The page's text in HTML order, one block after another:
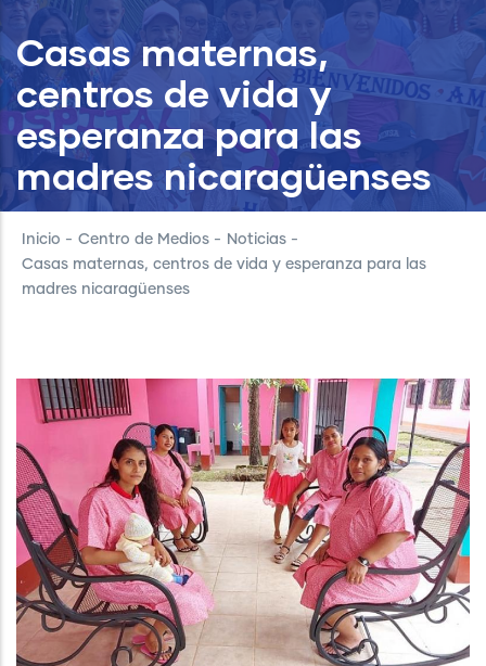
Casas maternas,
centros de vida y
esperanza para las
madres nicaragüenses
Inicio - Centro de Medios - Noticias -
Casas maternas, centros de vida y esperanza para las
madres nicaragüenses